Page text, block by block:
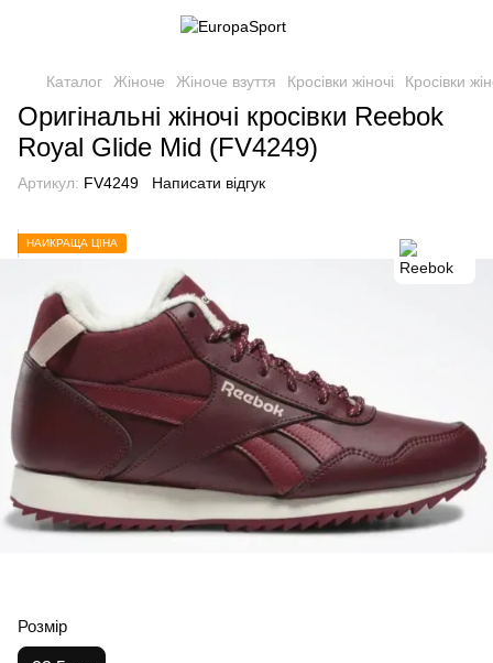
Каталог Жіноче Жіноче взуття Кросівки жіночі Кросівки
Оригінальні жіночі кросівки Reebok
Royal Glide Mid (FV4249)
Артикул: FV4249 Написати відгук
НАЙКРАЩА ЦІНА
Розмір